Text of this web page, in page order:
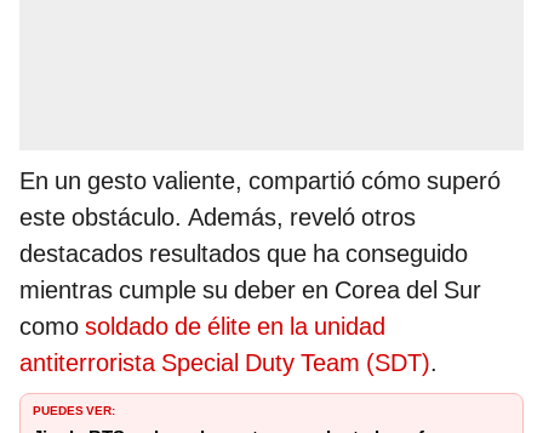
En un gesto valiente, compartió cómo superó
este obstáculo. Además, reveló otros
destacados resultados que ha conseguido
mientras cumple su deber en Corea del Sur
como soldado de élite en la unidad
antiterrorista Special Duty Team (SDT).
PUEDES VER: